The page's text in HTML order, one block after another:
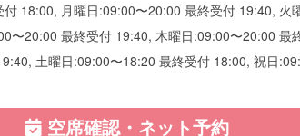
18:00, 月曜日:09:00〜20:00 最終受付 19:40, 火
〜20:00 最終受付 19:40, 木曜日:09:00〜20:00 最
土曜日:09:00〜18:20 最終受付 18:00, 祝日
空席確認・ネット予約